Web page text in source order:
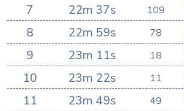
7 22m 37s 109
8 22m 59s 78
9 23m 11s 18
10 23m 22s 11
11 23m 49s 49